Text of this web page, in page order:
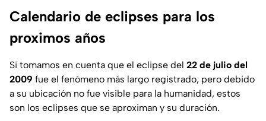
Calendario de eclipses para los
proximos años
Si tomamos en cuenta que el eclipse del 22 de julio del
2009 fue el fenómeno más largo registrado, pero debido
a su ubicación no fue visible para la humanidad, estos
son los eclipses que se aproximan y su duración.